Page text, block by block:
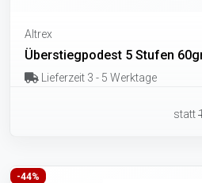
Altrex
Überstiegpodest 5 Stufen
Lieferzeit 3 - 5 Werktage
statt
-44%